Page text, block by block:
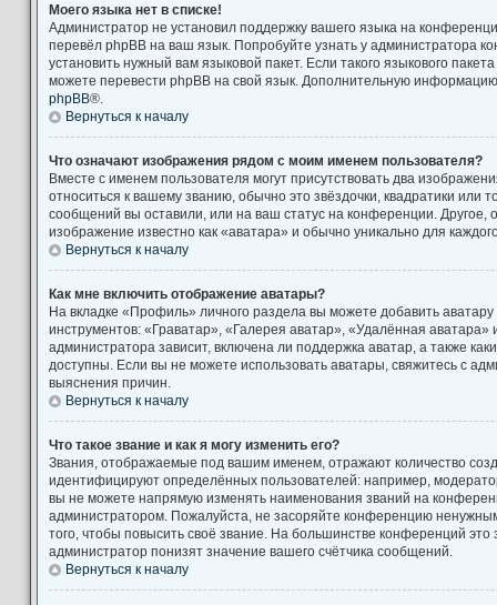
Моего языка нет в списке!
Администратор не установил поддержку вашего языка на
перевёл phpBB на ваш язык. Попробуйте узнать у администратора
установить нужный вам языковой пакет. Если такого языкового
можете перевести phpBB на свой язык. Дополнительную
phpBB®.
Вернуться к началу
Что означают изображения рядом с моим именем пользователя?
Вместе с именем пользователя могут присутствовать два
относиться к вашему званию, обычно это звёздочки, квадратики или
сообщений вы оставили, или на ваш статус на конференции. Другое,
изображение известно как «аватара» и обычно уникально для
Вернуться к началу
Как мне включить отображение аватары?
На вкладке «Профиль» личного раздела вы можете добавить
инструментов: «Граватар», «Галерея аватар», «Удалённая
администратора зависит, включена ли поддержка аватар, а также
доступны. Если вы не можете использовать аватары, свяжитесь с
выяснения причин.
Вернуться к началу
Что такое звание и как я могу изменить его?
Звания, отображаемые под вашим именем, отражают количество
идентифицируют определённых пользователей: например,
вы не можете напрямую изменять наименования званий на
администратором. Пожалуйста, не засоряйте конференцию
того, чтобы повысить своё звание. На большинстве конференций
администратор понизят значение вашего счётчика сообщений.
Вернуться к началу